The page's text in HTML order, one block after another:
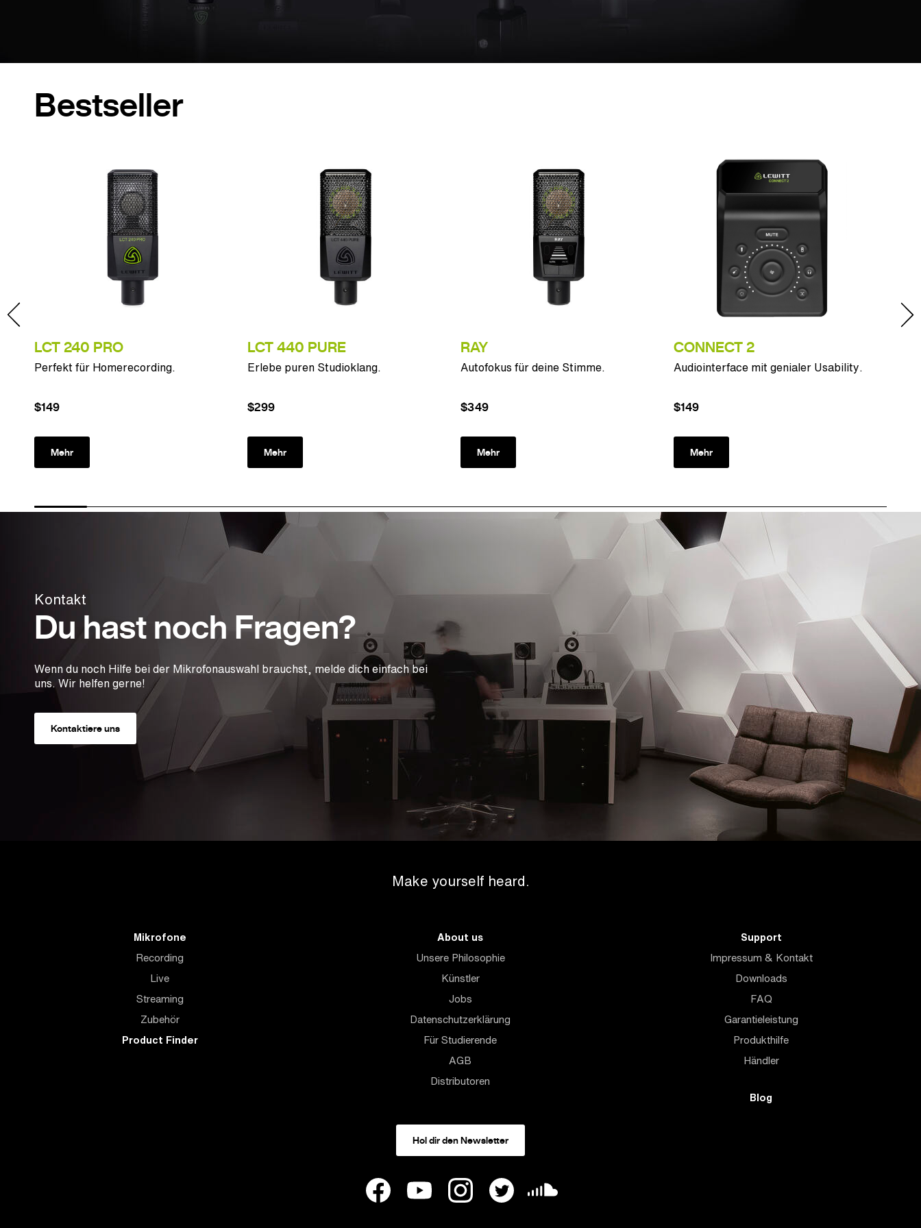
Bestseller
LCT 240 PRO
Perfekt für Homerecording.
$149
Mehr
LCT 440 PURE
Erlebe puren Studioklang.
$299
Mehr
RAY
Autofokus für deine Stimme.
$349
Mehr
CONNECT 2
Audiointerface mit genialer Usability.
$149
Mehr
Kontakt
Du hast noch Fragen?
Wenn du noch Hilfe bei der Mikrofonauswahl brauchst, melde dich einfach bei
uns. Wir helfen gerne!
Kontaktiere uns
Make yourself heard.
Mikrofone
Recording
Live
Streaming
Zubehör
Product Finder
About us
Unsere Philosophie
Künstler
Jobs
Datenschutzerklärung
Für Studierende
AGB
Distributoren
Support
Impressum & Kontakt
Downloads
FAQ
Garantieleistung
Produkthilfe
Händler
Blog
Hol dir den Newsletter